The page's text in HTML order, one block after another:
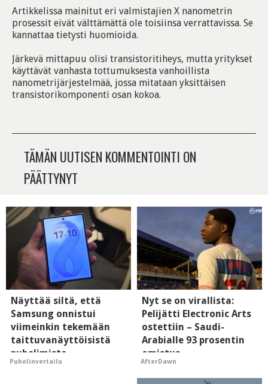
Artikkelissa mainitut eri valmistajien X nanometrin
prosessit eivät välttämättä ole toisiinsa verrattavissa. Se
kannattaa tietysti huomioida.
Järkevä mittapuu olisi transistoritiheys, mutta yritykset
käyttävät vanhasta tottumuksesta vanhoillista
nanometrijärjestelmää, jossa mitataan yksittäisen
transistorikomponenti osan kokoa.
TÄMÄN UUTISEN KOMMENTOINTI ON
PÄÄTTYNYT
Näyttää siltä, että
Samsung onnistui
viimeinkin tekemään
taittuvanäyttöisistä
puhelimista
supersuosittuja
Puhelinvertailu
Nyt se on virallista:
Pelijätti Electronic Arts
ostettiin – Saudi-
Arabialle 93 prosentin
omistus
AfterDawn